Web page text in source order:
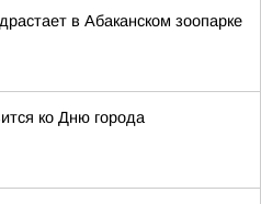
в Абаканском зоопарке
ко Дню города